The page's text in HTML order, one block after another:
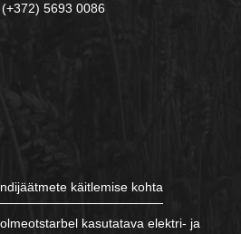
5693 0086
käitlemise kohta
kasutatava elektri- ja